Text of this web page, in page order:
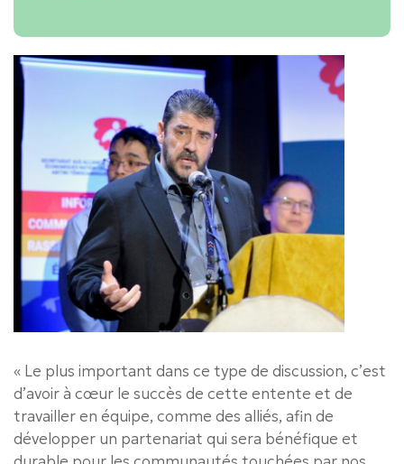
« Le plus important dans ce type de discussion, c’est
d’avoir à cœur le succès de cette entente et de
travailler en équipe, comme des alliés, afin de
développer un partenariat qui sera bénéfique et